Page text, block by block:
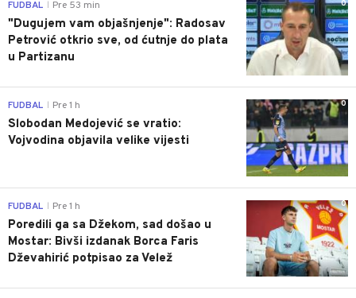
0
FUDBAL Pre 53 min
"Dugujem vam objašnjenje": Radosav
Petrović otkrio sve, od ćutnje do plata
u Partizanu
0
FUDBAL Pre 1 h
Slobodan Medojević se vratio:
Vojvodina objavila velike vijesti
0
FUDBAL Pre 1 h
Poredili ga sa Džekom, sad došao u
Mostar: Bivši izdanak Borca Faris
Dževahirić potpisao za Velež